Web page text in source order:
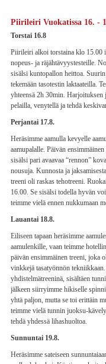
Piirileiri Vuokatissa 16. -
Torstai 16.8
Piirileiri alkoi torstaina klo 15.00
nopeus- ja räjähtävyystesteille.
sisälsi kuntopallon heittoa.
tekemään tasotestin laktaateilla.
yhteensä 2h 30min. Harjoituksen
pelailla, venytellä ja tehdä
Perjantai 17.8.
Heräsimme aamulla kevyelle
aamupalalle. Päivän
sisälsi pari avaavaa “rennon”
nousuja. Kunnosta ja
treeni oli raskas tehotreeni.
16.00. Se sisälsi todella hyvän
teimme vielä ennen nukkumaan
Lauantai 18.8.
Eiliseen tapaan heräsimme
aamulenkille, vaan teimme
päivän ensimmäinen treeni, joka
vinkkejä tasatyönnön
yhdistelmätreeninä, sisältäen
jälkeen siirryimme hikiselle
yhtä paljon, mutta se toi erittäin
teimme vielä tunnin juoksu-
tehdä yhdessä lihashuoltoa.
Sunnuntai 19.8.
Heräsimme sateiseen